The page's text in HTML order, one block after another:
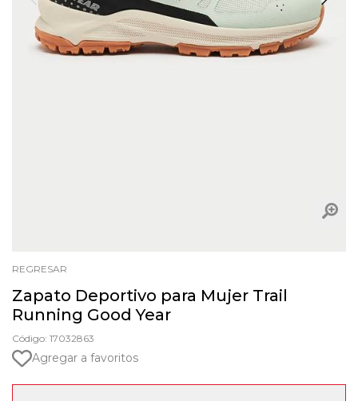
REGRESAR
Zapato Deportivo para Mujer Trail
Running Good Year
Código: 17032863
Agregar a favoritos